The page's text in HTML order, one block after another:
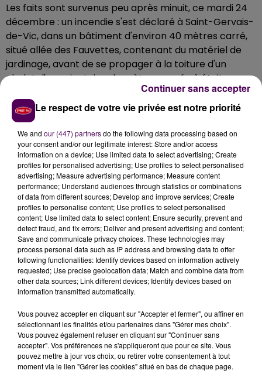
Les faits sont survenus peu après minuit, ce mardi 24
décembre : un incendie s'est déclaré à Saint-Gervais-
de-Vic, dans un bâtiment d'environ 40 mètres carré,
situé allée des Fauvettes, contenant du matériel de
jardinage, avant de se propager à la toiture d'un
chalet d'une vingtaine de mètres carré où était
stocké du bois. Dégâts matériels seulement, aucun
blessé. C'est le centre de secours de Saint-Calais qui a
été mobilisé.
À LA UNE
7 août 2026
11 juillet 2026
Inscrivez-vous au casting The Voice & The Voice
Le respect de votre vie privée est notre priorité
We and our (447) partnersdo the following data processing based on
your consent and/or our legitimate interest: Store and/or access
information on a device; Use limited data to select advertising; Create
profiles for personalised advertising; Use profiles to select personalised
advertising; Measure advertising performance; Measure content
performance; Understand audiences through statistics or combinations
of data from different sources; Develop and improve services; Create
profiles to personalise content; Use profiles to select personalised
content; Use limited data to select content; Ensure security, prevent and
detect fraud, and fix errors; Deliver and present advertising and content;
Save and communicate privacy choices. These technologies may
process personal data such as IP address and browsing data to offer
following functionalities: Identify devices based on information actively
requested; Use precise geolocation data; Match and combine data from
other data sources; Link different devices; Identify devices based on
information transmitted automatically.
Vous pouvez accepter en cliquant sur "Accepter et fermer", ou affiner en
sélectionnant les finalités et/ou partenaires dans "Gérer mes choix".
Vous pouvez également refuser en cliquant sur "Continuer sans
accepter". Vos préférences ne s'appliqueront que pour ce site. Vous
pouvez mettre à jour vos choix, ou retirer votre consentement à tout
moment via le lien "Gérer les cookies" situé en bas de chaque page.
Continuer sans accepter